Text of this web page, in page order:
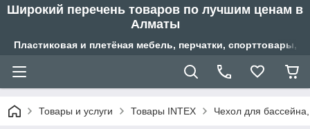
Широкий перечень товаров по лучшим ценам в
Алматы
Пластиковая и плетёная мебель, перчатки,
Товары и услуги Товары INTEX Чехол для